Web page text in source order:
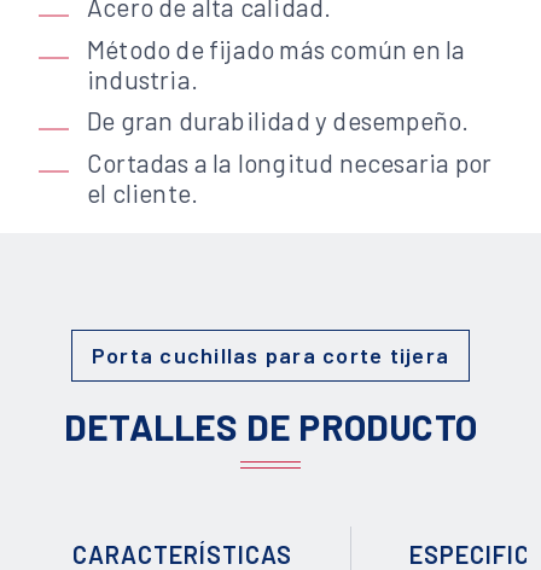
Acero de alta calidad.
Método de fijado más común en la
industria.
De gran durabilidad y desempeño.
Cortadas a la longitud necesaria por
el cliente.
Porta cuchillas para corte tijera
DETALLES DE PRODUCTO
CARACTERÍSTICAS